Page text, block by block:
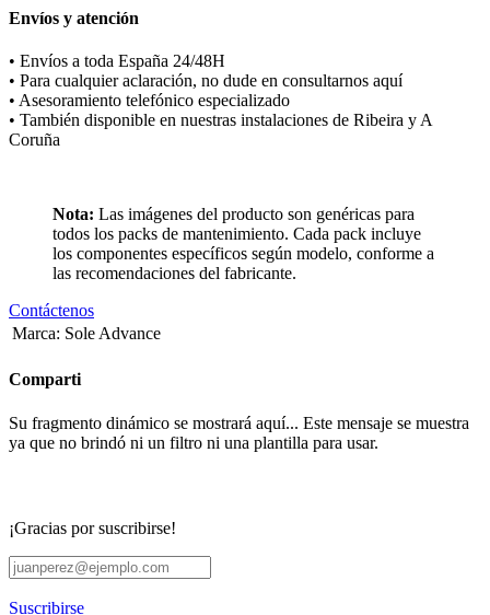
Envíos y atención
• Envíos a toda España 24/48H
• Para cualquier aclaración, no dude en consultarnos aquí
• Asesoramiento telefónico especializado
• También disponible en nuestras instalaciones de Ribeira y A
Coruña
Nota: Las imágenes del producto son genéricas para
todos los packs de mantenimiento. Cada pack incluye
los componentes específicos según modelo, conforme a
las recomendaciones del fabricante.
Contáctenos
Marca: Sole Advance
Comparti
Su fragmento dinámico se mostrará aquí... Este mensaje se muestra
ya que no brindó ni un filtro ni una plantilla para usar.
¡Gracias por suscribirse!
Suscribirse